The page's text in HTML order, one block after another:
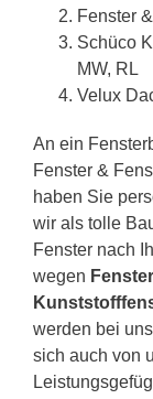
Fenster
Schüco
MW, RL
Velux
An ein
Fenster &
haben Sie
wir als tolle
Fenster nach
wegen
werden bei
sich auch von